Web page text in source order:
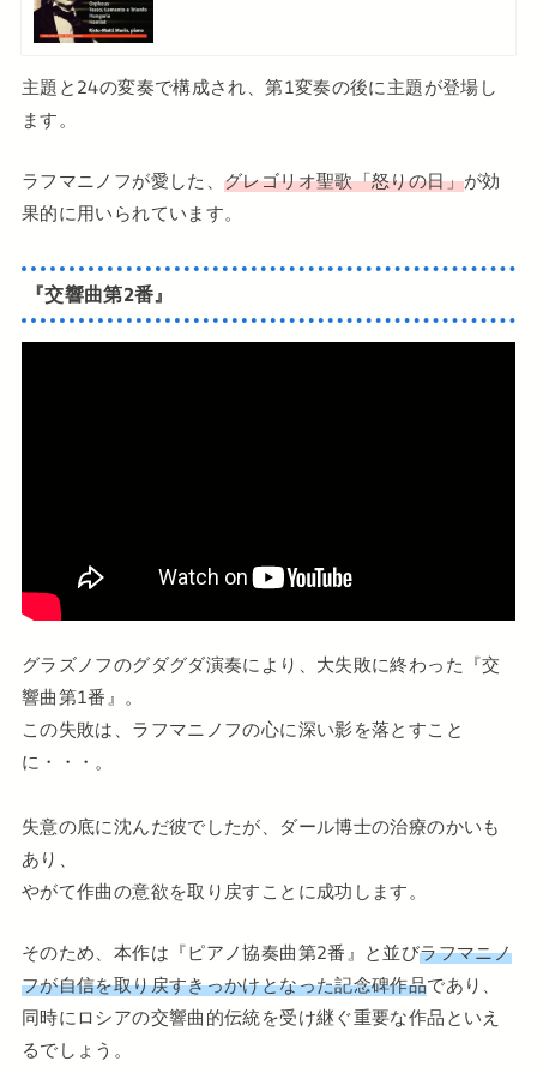
主題と24の変奏で構成され、第1変奏の後に主題が登場し
ます。
ラフマニノフが愛した、グレゴリオ聖歌「怒りの日」が効
果的に用いられています。
『交響曲第2番』
グラズノフのグダグダ演奏により、大失敗に終わった『交
響曲第1番』。
この失敗は、ラフマニノフの心に深い影を落とすこと
に・・・。
失意の底に沈んだ彼でしたが、ダール博士の治療のかいも
あり、
やがて作曲の意欲を取り戻すことに成功します。
そのため、本作は『ピアノ協奏曲第2番』と並びラフマニノ
フが自信を取り戻すきっかけとなった記念碑作品であり、
同時にロシアの交響曲的伝統を受け継ぐ重要な作品といえ
るでしょう。